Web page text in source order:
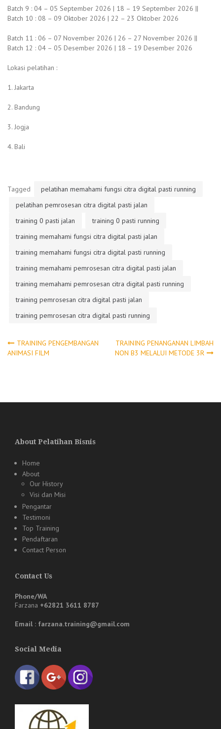
Batch 9 : 04 – 05 September 2026 | 18 – 19 September 2026 ||
Batch 10 : 08 – 09 Oktober 2026 | 22 – 23 Oktober 2026
Batch 11 : 06 – 07 November 2026 | 26 – 27 November 2026 ||
Batch 12 : 04 – 05 Desember 2026 | 18 – 19 Desember 2026
Lokasi pelatihan :
1. Jakarta
2. Bandung
3. Jogja
4. Bali
Tagged
pelatihan memahami fungsi citra digital pasti running
pelatihan pemrosesan citra digital pasti jalan
training 0 pasti jalan
training 0 pasti running
training memahami fungsi citra digital pasti jalan
training memahami fungsi citra digital pasti running
training memahami pemrosesan citra digital pasti jalan
training memahami pemrosesan citra digital pasti running
training pemrosesan citra digital pasti jalan
training pemrosesan citra digital pasti running
Post
TRAINING PENGEMBANGAN
ANIMASI FILM
TRAINING PENANGANAN LIMBAH
NON B3 MELALUI METODE 3R
About Pelatihan Bisnis
Home
About
Our History
Visi dan Misi
Pengantar
Testimoni
Top Training
Pendaftaran
Contact Person
Contact Us
Phone/WA
Farzana +62821 3611 8787
Email : farzana.training@gmail.com
Social Media